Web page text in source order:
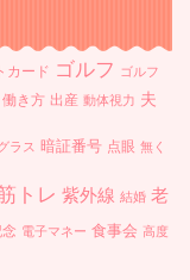
カード ゴルフ ゴルフ
働き方 出産 動体視力 夫
ラス 暗証番号 点眼 無く
トレ 紫外線 結婚 老
電子マネー 食事会 高度